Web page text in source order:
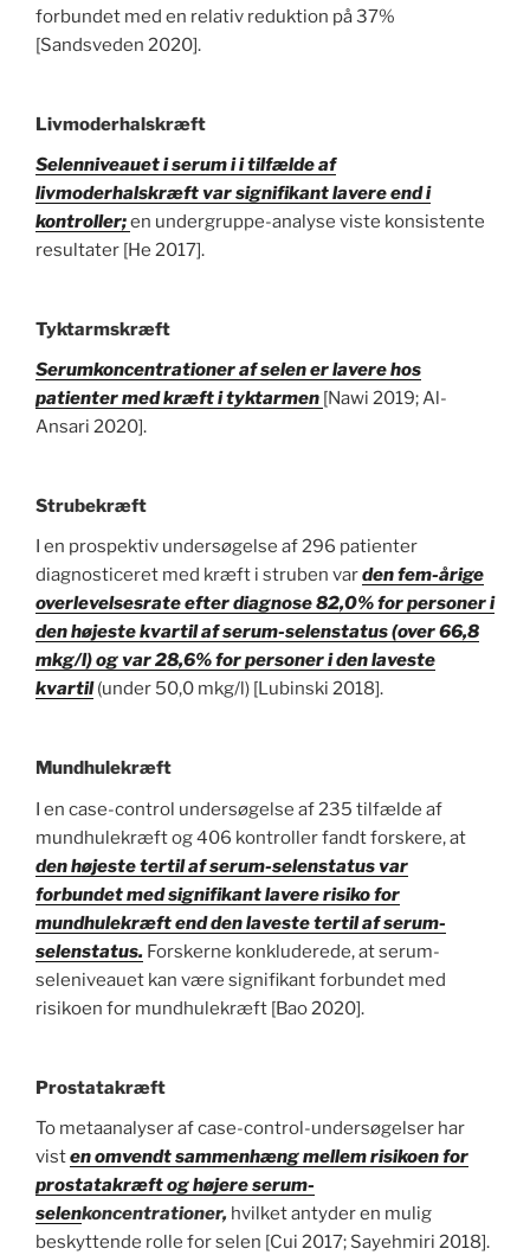
forbundet med en relativ reduktion på 37%
[Sandsveden 2020].
Livmoderhalskræft
Selenniveauet i serum i i tilfælde af
livmoderhalskræft var signifikant lavere end i
kontroller;en undergruppe-analyse viste konsistente
resultater [He 2017].
Tyktarmskræft
Serumkoncentrationer af selen er lavere hos
patienter med kræft i tyktarmen [Nawi 2019; Al-
Ansari 2020].
Strubekræft
I en prospektiv undersøgelse af 296 patienter
diagnosticeret med kræft i struben varden fem-årige
overlevelsesrate efter diagnose 82,0% for personer i
den højeste kvartil af serum-selenstatus (over 66,8
mkg/l) og var 28,6% for personer i den laveste
kvartil(under 50,0 mkg/l) [Lubinski 2018].
Mundhulekræft
I en case-control undersøgelse af 235 tilfælde af
mundhulekræft og 406 kontroller fandt forskere, at
den højeste tertil af serum-selenstatus var
forbundet med signifikant lavere risiko for
mundhulekræft end den laveste tertil af serum-
selenstatus. Forskerne konkluderede, at serum-
seleniveauet kan være signifikant forbundet med
risikoen for mundhulekræft [Bao 2020].
Prostatakræft
To metaanalyser af case-control-undersøgelser har
visten omvendt sammenhæng mellem risikoen for
prostatakræft og højere serum-
selenkoncentrationer, hvilket antyder en mulig
beskyttende rolle for selen [Cui 2017; Sayehmiri 2018].